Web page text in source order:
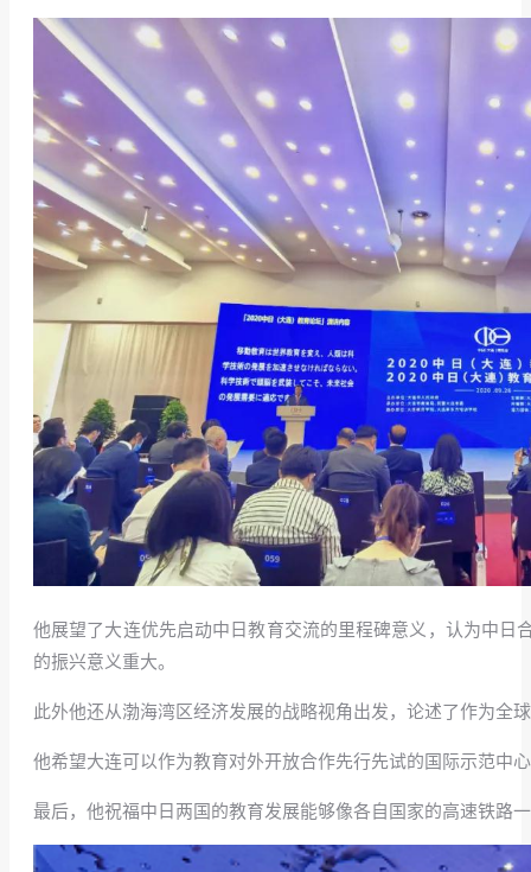
他展望了大连优先启动中日教育交流的里程碑意义，认为中
的振兴意义重大。
此外他还从渤海湾区经济发展的战略视角出发，论述了作为全
他希望大连可以作为教育对外开放合作先行先试的国际示范中
最后，他祝福中日两国的教育发展能够像各自国家的高速铁路